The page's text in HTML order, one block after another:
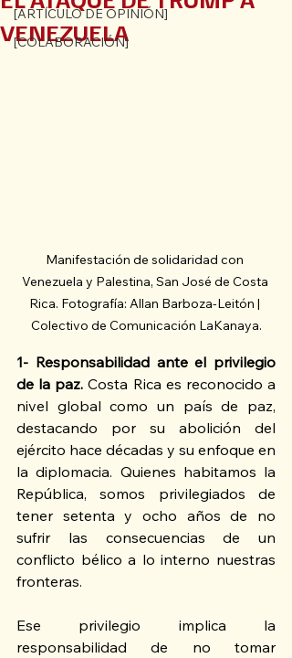
[ARTÍCULO DE OPINIÓN]
[COLABORACIÓN]
VENEZUELA
Manifestación de solidaridad con
Venezuela y Palestina, San José de Costa
Rica. Fotografía: Allan Barboza-Leitón |
Colectivo de Comunicación LaKanaya.
1- Responsabilidad ante el privilegio
de la paz. Costa Rica es reconocido a
nivel global como un país de paz,
destacando por su abolición del
ejército hace décadas y su enfoque en
la diplomacia. Quienes habitamos la
República, somos privilegiados de
tener setenta y ocho años de no
sufrir las consecuencias de un
conflicto bélico a lo interno nuestras
fronteras.
Ese privilegio implica la
responsabilidad de no tomar